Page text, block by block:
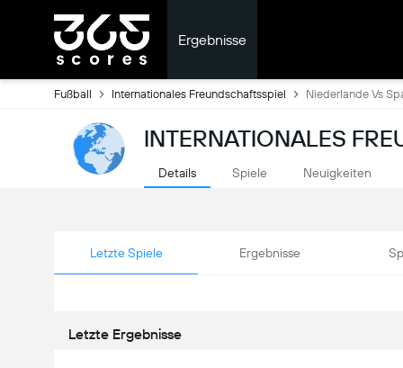
Ergebnisse
Fußball Internationales Freundschaftsspiel Niederlande Vs
INTERNATIONALES
Details Spiele Neuigkeiten
Letzte Spiele Ergebnisse
Letzte Ergebnisse